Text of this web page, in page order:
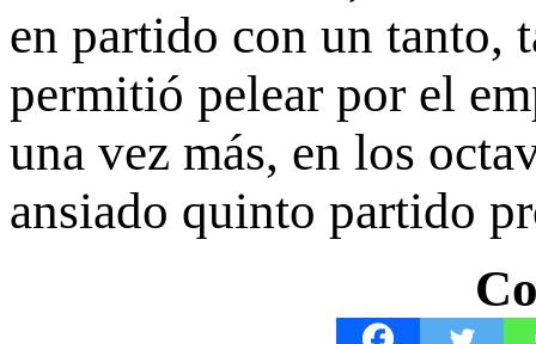
en partido con un tanto,
permitió pelear por el
una vez más, en los
ansiado quinto partido